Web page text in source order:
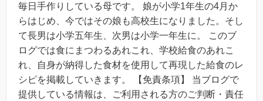
毎日手作りしている母です。 娘が小学1年生の4月か
らはじめ、今ではその娘も高校生になりました。そし
て長男は小学五年生、次男は小学一年生に。 このブ
ログでは食にまつわるあれこれ、学校給食のあれこ
れ、自身が納得した食材を使用して再現した給食のレ
シピを掲載していきます。 【免責条項】 当ブログで
提供している情報は、ご利用される方のご判断・責任